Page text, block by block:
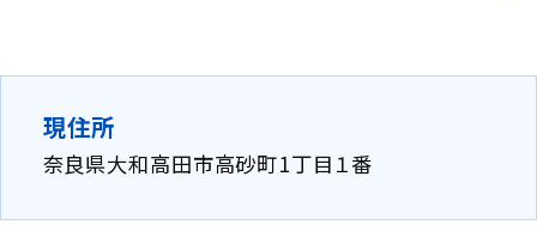
現住所
奈良県大和高田市高砂町1丁目１番